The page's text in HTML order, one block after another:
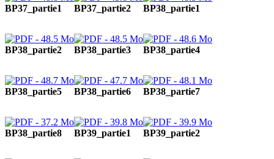
BP37_partie1 BP37_partie2 BP38_partie1
BP38_partie2 BP38_partie3 BP38_partie4
BP38_partie5 BP38_partie6 BP38_partie7
BP38_partie8 BP39_partie1 BP39_partie2